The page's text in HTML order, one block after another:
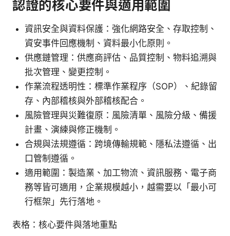
認證的核心要件與適用範圍
資訊安全與資料保護：強化網路安全、存取控制、
資安事件回應機制、資料最小化原則。
供應鏈管理：供應商評估、品質控制、物料追溯與
批次管理、變更控制。
作業流程透明性：標準作業程序（SOP）、紀錄留
存、內部稽核與外部稽核配合。
風險管理與災難復原：風險清單、風險分級、備援
計畫、演練與修正機制。
合規與法規遵循：跨境傳輸規範、隱私法遵循、出
口管制遵循。
適用範圍：製造業、加工物流、資訊服務、電子商
務等皆可適用，企業規模越小，越需要以「最小可
行框架」先行落地。
表格：核心要件與落地重點